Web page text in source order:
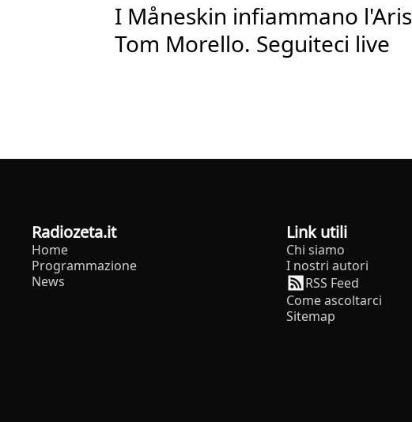
I Måneskin infiammano
Tom Morello. Seguiteci live
radiozeta.it
Home
Programmazione
News
Link utili
Chi siamo
I nostri autori
RSS Feed
Come ascoltarci
Sitemap